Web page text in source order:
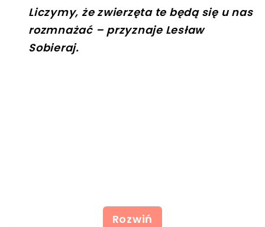
Liczymy, że zwierzęta te będą się u nas
rozmnażać – przyznaje Lesław
Sobieraj.
Rozwiń